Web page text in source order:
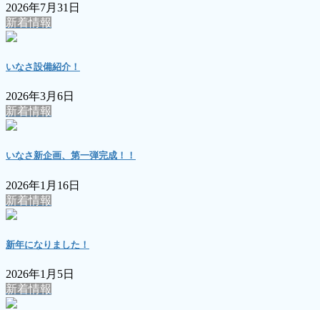
2026年7月31日
新着情報
いなさ設備紹介！
2026年3月6日
新着情報
いなさ新企画、第一弾完成！！
2026年1月16日
新着情報
新年になりました！
2026年1月5日
新着情報